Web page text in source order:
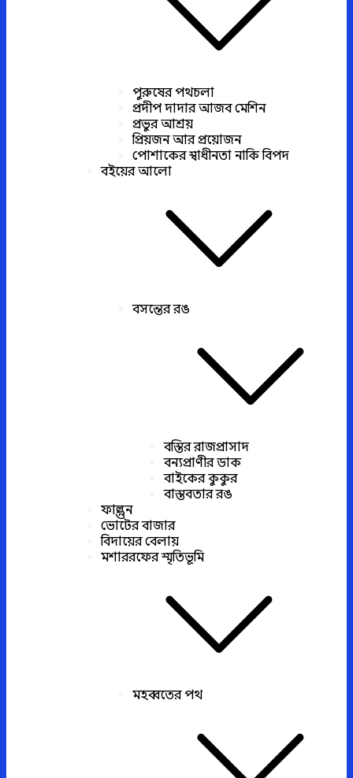
পুরুষের পথচলা
প্রদীপ দাদার আজব মেশিন
প্রভুর আশ্রয়
প্রিয়জন আর প্রয়োজন
পোশাকের স্বাধীনতা নাকি বিপদ
বইয়ের আলো
বসন্তের রঙ
বস্তির রাজপ্রাসাদ
বন্যপ্রাণীর ডাক
বাইকের কুকুর
বাস্তবতার রঙ
ফাল্গুন
ভোটের বাজার
বিদায়ের বেলায়
মশাররফের স্মৃতিভূমি
মহব্বতের পথ